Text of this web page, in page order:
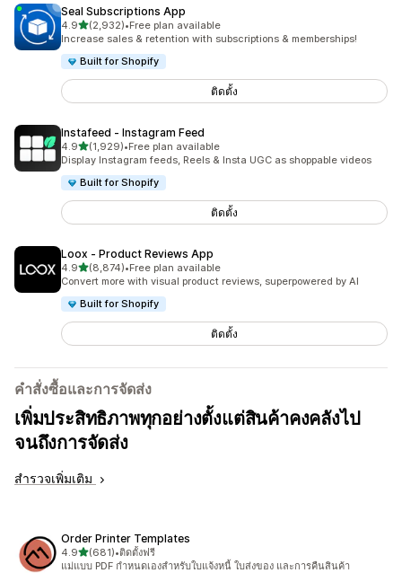
Seal Subscriptions App
4.9เต็ม 5 ดาว
(2,932)
ทั้งหมด 2932 รีวิว
•Free plan available
Increase sales & retention with subscriptions & memberships!
Built for Shopify
ติดตั้ง
Instafeed ‑ Instagram Feed
4.9เต็ม 5 ดาว
(1,929)
ทั้งหมด 1929 รีวิว
•Free plan available
Display Instagram feeds, Reels & Insta UGC as shoppable videos
Built for Shopify
ติดตั้ง
Loox ‑ Product Reviews App
4.9เต็ม 5 ดาว
(8,874)
ทั้งหมด 8874 รีวิว
•Free plan available
Convert more with visual product reviews, superpowered by AI
Built for Shopify
ติดตั้ง
คำสั่งซื้อและการจัดส่ง
เพิ่มประสิทธิภาพทุกอย่างตั้งแต่สินค้าคงคลังไป
จนถึงการจัดส่ง
สำรวจเพิ่มเติม
Order Printer Templates
4.9เต็ม 5 ดาว
(681)
ทั้งหมด 681 รีวิว
•ติดตั้งฟรี
แม่แบบ PDF กำหนดเองสำหรับใบแจ้งหนี้ ใบส่งของ และการคืนสินค้า